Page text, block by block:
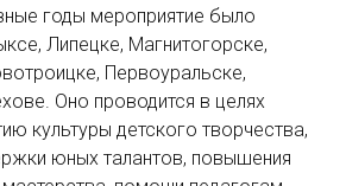
годы мероприятие было
Липецке, Магнитогорске,
Первоуральске,
Оно проводится в целях
культуры детского творчества,
юных талантов, повышения